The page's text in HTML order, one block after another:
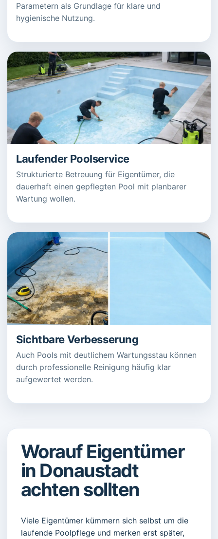
Parametern als Grundlage für klare und
hygienische Nutzung.
Laufender Poolservice
Strukturierte Betreuung für Eigentümer, die
dauerhaft einen gepflegten Pool mit planbarer
Wartung wollen.
Sichtbare Verbesserung
Auch Pools mit deutlichem Wartungsstau können
durch professionelle Reinigung häufig klar
aufgewertet werden.
Worauf Eigentümer
in Donaustadt
achten sollten
Viele Eigentümer kümmern sich selbst um die
laufende Poolpflege und merken erst später,